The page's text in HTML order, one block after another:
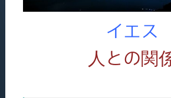
イエス
人との関